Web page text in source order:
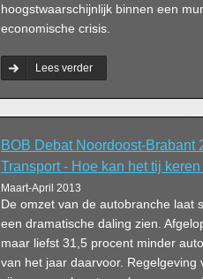
hoogstwaarschijnlijk binnen een
economische crisis.
Lees verder
BOB Debat Noordoost-Brabant
Transport - Hoe kan het tij
Maart-April 2013
De omzet van de autobranche laat
een dramatische daling zien.
maar liefst 31,5 procent minder
van het jaar daarvoor. Regelgeving